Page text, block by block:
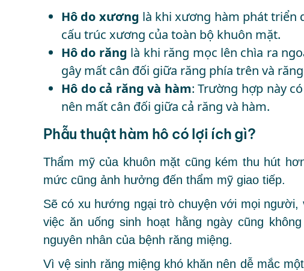
Hô do xương là khi xương hàm phát triển
cấu trúc xương của toàn bộ khuôn mặt.
Hô do răng là khi răng mọc lên chìa ra
gây mất cân đối giữa răng phía trên và
Hô do cả răng và hàm: Trường hợp này
nên mất cân đối giữa cả răng và hàm.
Phẫu thuật hàm hô có lợi ích gì?
Thẩm mỹ của khuôn mặt cũng kém thu hút
mức cũng ảnh hưởng đến thẩm mỹ giao tiếp.
Sẽ có xu hướng ngại trò chuyện với mọi
việc ăn uống sinh hoạt hằng ngày cũng
nguyên nhân của bệnh răng miệng.
Vì vệ sinh răng miệng khó khăn nên dễ mắc